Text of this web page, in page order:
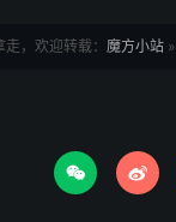
，欢迎转载： 魔方小站»
 